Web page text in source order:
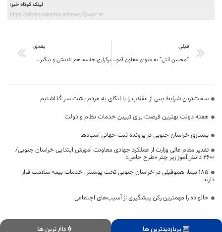
لینک کوتاه خبر:
https://khabarvahonar.ir/news/?p=15394
قبلی
“محسن آیتی” به عنوان معاون آموزشی و تحصیلات تکمیلی دانشگاه بيرجند منصوب شد
بعدی
برگزاری جلسه هم اندیشی و پیگیری ثبت جهانی روستای خراشاد
سخت‌ترین شرایط پس از انقلاب را با اتکای به مردم پشت سر گذاشتیم
هفته دولت بهترین فرصت برای تبیین خدمات نظام و دولت
یشتازی خراسان جنوبی در پرونده ثبت جهانی آسبادها
تقدیر مقام عالی وزارت از عملکرد جهادی معاونت آموزش ابتدایی خراسان جنوبی/
۴۶۰۰ دانش‌آموز زیر چتر «طرح حامی»
۱۸۵ بیمار هموفیلی در خراسان جنوبی تحت پوشش خدمات بیمه سلامت قرار
دارند
خانواده را مهمترین رکن پیشگیری از آسیب‌های اجتماعی
پربازدیدترین ها داغ ترین ها